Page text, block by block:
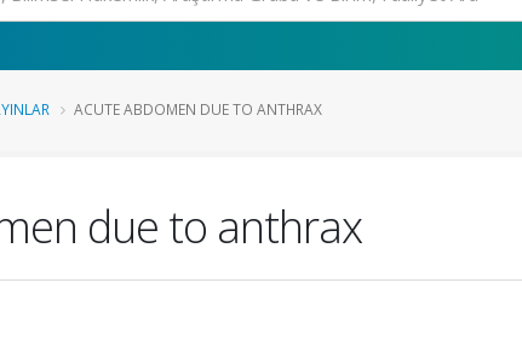
ACUTE ABDOMEN DUE TO ANTHRAX
due to anthrax